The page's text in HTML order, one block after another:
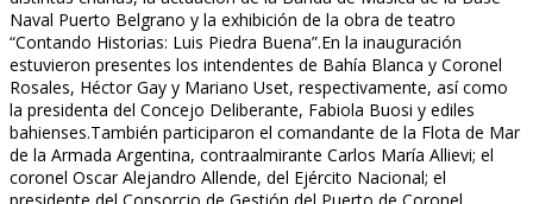
Naval Puerto Belgrano y la exhibición de la obra de teatro
“Contando Historias: Luis Piedra Buena”.En la inauguración
estuvieron presentes los intendentes de Bahía Blanca y Coronel
Rosales, Héctor Gay y Mariano Uset, respectivamente, así como
la presidenta del Concejo Deliberante, Fabiola Buosi y ediles
bahienses.También participaron el comandante de la Flota de Mar
de la Armada Argentina, contraalmirante Carlos María Allievi; el
coronel Oscar Alejandro Allende, del Ejército Nacional; el